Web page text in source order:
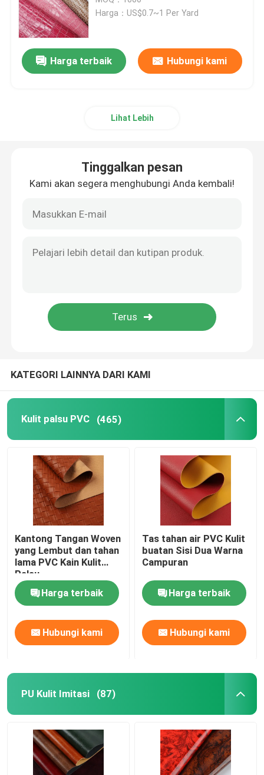
Baju kemasan
Kain kulit silikon
Harga：US$0.7~1 Per Yard
Harga terbaik Hubungi kami
Lihat Lebih
Tinggalkan pesan
Kami akan segera menghubungi Anda kembali!
KATEGORI LAINNYA DARI KAMI
Kulit palsu PVC (465)
Kantong Tangan Woven
yang Lembut dan tahan
lama PVC Kain Kulit
Palsu
Harga terbaik
Hubungi kami
Tas tahan air PVC Kulit
buatan Sisi Dua Warna
Campuran
Harga terbaik
Hubungi kami
PU Kulit Imitasi (87)